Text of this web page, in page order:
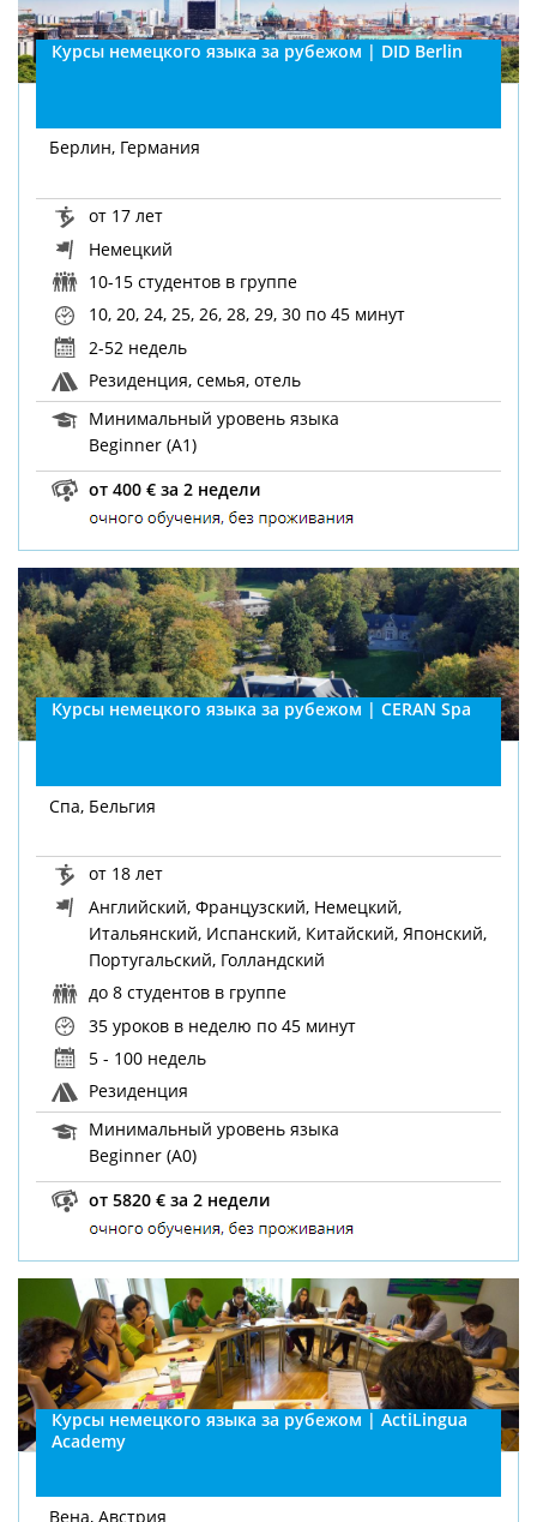
Курсы немецкого языка за рубежом | DID Berlin
Берлин, Германия
от 17 лет
Немецкий
10-15 студентов в группе
10, 20, 24, 25, 26, 28, 29, 30 по 45 минут
2-52 недель
Резиденция, семья, отель
Минимальный уровень языка
Beginner (A1)
от 400 € за 2 недели
Курсы немецкого языка за рубежом | CERAN Spa
Спа, Бельгия
от 18 лет
Английский, Французский, Немецкий,
Итальянский, Испанский, Китайский, Японский,
Португальский, Голландский
до 8 студентов в группе
35 уроков в неделю по 45 минут
5 - 100 недель
Резиденция
Минимальный уровень языка
Beginner (A0)
от 5820 € за 2 недели
Курсы немецкого языка за рубежом | ActiLingua
Academy
Вена, Австрия